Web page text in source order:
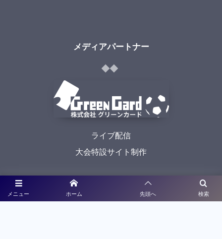
メニュー 検索
ホーム 先頭へ
メディアパートナー
ライブ配信
大会特設サイト制作